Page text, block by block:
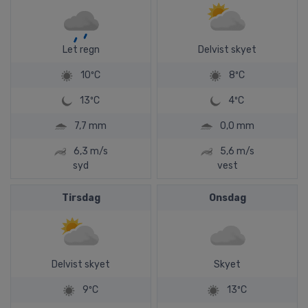
Let regn
10ºC
13ºC
7,7 mm
6,3 m/s
syd
Delvist skyet
8ºC
4ºC
0,0 mm
5,6 m/s
vest
Tirsdag
Delvist skyet
9ºC
Onsdag
Skyet
13ºC